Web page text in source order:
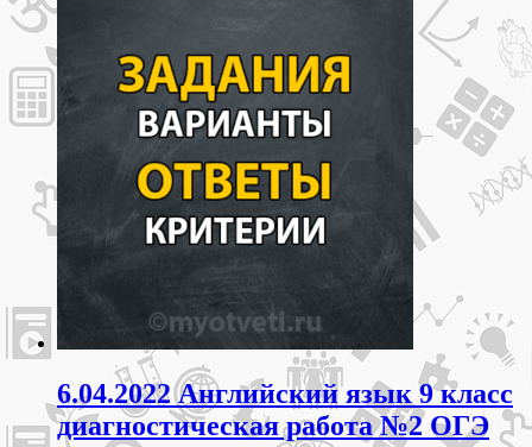
6.04.2022 Английский язык 9 класс
диагностическая работа №2 ОГЭ